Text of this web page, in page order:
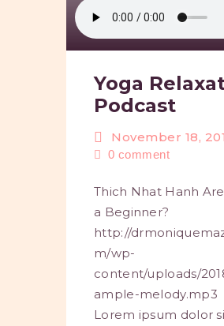
Yoga
Podcast
November 18,
0 comment
Thich Nhat Hanh
a Beginner?
http://
m/wp-
content/uploads/
ample-melody.mp3
Lorem ipsum dolor